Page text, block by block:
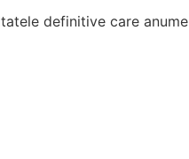
definitive care anume